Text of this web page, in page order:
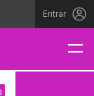
Entrar